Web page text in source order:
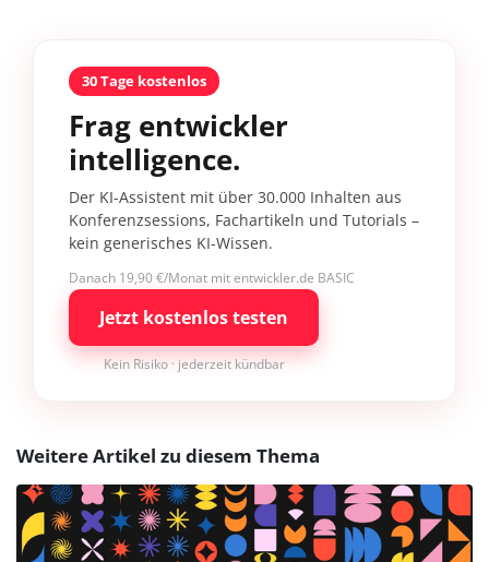
30 Tage kostenlos
Frag entwickler
intelligence.
Der KI-Assistent mit über 30.000 Inhalten aus
Konferenzsessions, Fachartikeln und Tutorials –
kein generisches KI-Wissen.
Danach 19,90 €/Monat mit entwickler.de BASIC
Jetzt kostenlos testen
Kein Risiko · jederzeit kündbar
Weitere Artikel zu diesem Thema